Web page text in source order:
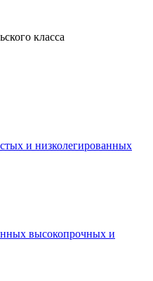
класса
и низколегированных
высокопрочных и